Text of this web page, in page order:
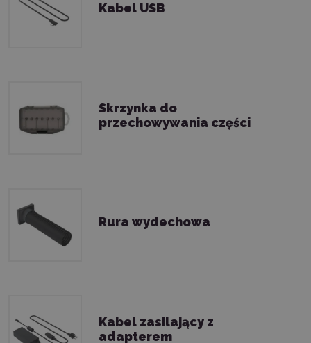
Kabel USB
Skrzynka do
przechowywania części
Rura wydechowa
Kabel zasilający z
adapterem